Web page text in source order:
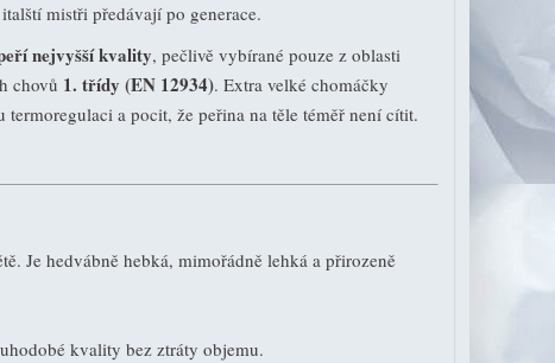
mistři předávají po generace.
nejvyšší kvality, pečlivě vybírané pouze z oblasti
chovů 1. třídy (EN 12934). Extra velké chomáčky
a pocit, že peřina na těle téměř není cítit.
Je hedvábně hebká, mimořádně lehká a přirozeně
kvality bez ztráty objemu.